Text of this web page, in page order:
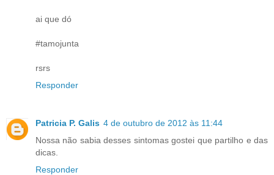
ai que dó
#tamojunta
rsrs
Responder
Patricia P. Galis 4 de outubro de 2012 às 11:44
Nossa não sabia desses sintomas gostei que partilho e das
dicas.
Responder